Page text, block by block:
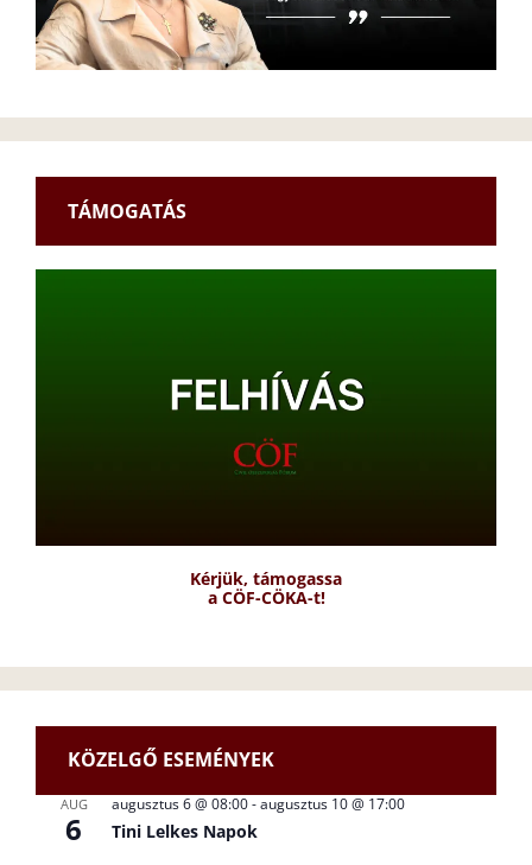
TÁMOGATÁS
Kérjük, támogassa
a CÖF-CÖKA-t!
KÖZELGŐ ESEMÉNYEK
AUG
6
augusztus 6 @ 08:00-augusztus 10 @ 17:00
Tini Lelkes Napok